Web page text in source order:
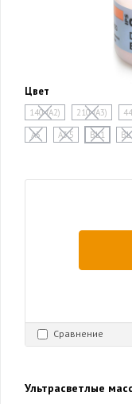
Цвет
140 (A2) 210 (A3)
A3
A3,5 BL1
Сравнение
Ультрасветлые